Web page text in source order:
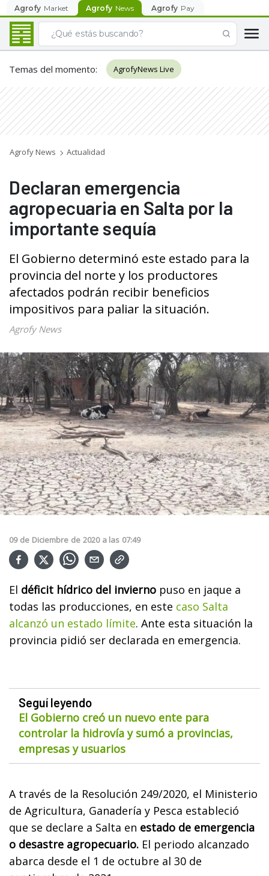
Agrofy Market Agrofy News Agrofy Pay
Temas del momento: AgrofyNews Live
Agrofy News Actualidad
Declaran emergencia
agropecuaria en Salta por la
importante sequía
El Gobierno determinó este estado para la
provincia del norte y los productores
afectados podrán recibir beneficios
impositivos para paliar la situación.
Agrofy News
09 de Diciembre de 2020 a las 07:49
El déficit hídrico del invierno puso en jaque a
todas las producciones, en este caso Salta
alcanzó un estado límite. Ante esta situación la
provincia pidió ser declarada en emergencia.
Seguí leyendo
El Gobierno creó un nuevo ente para
controlar la hidrovía y sumó a provincias,
empresas y usuarios
A través de la Resolución 249/2020, el Ministerio
de Agricultura, Ganadería y Pesca estableció
que se declare a Salta en estado de emergencia
o desastre agropecuario. El periodo alcanzado
abarca desde el 1 de octubre al 30 de